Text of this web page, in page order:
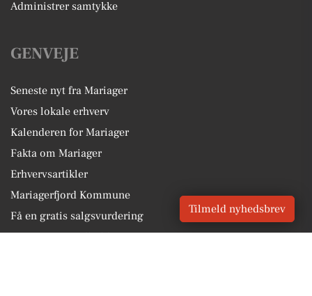
Administrer samtykke
GENVEJE
Seneste nyt fra Mariager
Vores lokale erhverv
Kalenderen for Mariager
Fakta om Mariager
Erhvervsartikler
Mariagerfjord Kommune
Få en gratis salgsvurdering
Sponsoreret indhold
Tilmeld nyhedsbrev